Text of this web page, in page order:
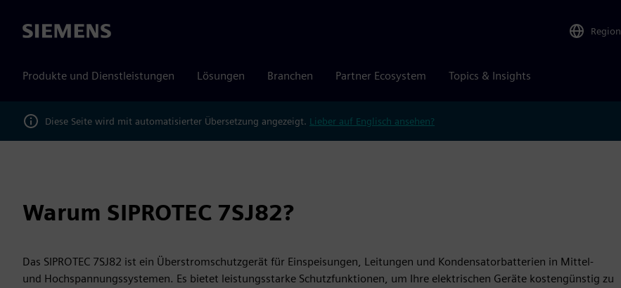
Siemens Region
Produkte und Dienstleistungen Lösungen Branchen Partner Ecosystem Topics & Insights
Diese Seite wird mit automatisierter Übersetzung angezeigt. Lieber auf Englisch ansehen?
Warum SIPROTEC 7SJ82?
Das SIPROTEC 7SJ82 ist ein Überstromschutzgerät für Einspeisungen, Leitungen und Kondensatorbatterien in Mittel-
und Hochspannungssystemen. Es bietet leistungsstarke Schutzfunktionen, um Ihre elektrischen Geräte kostengünstig zu